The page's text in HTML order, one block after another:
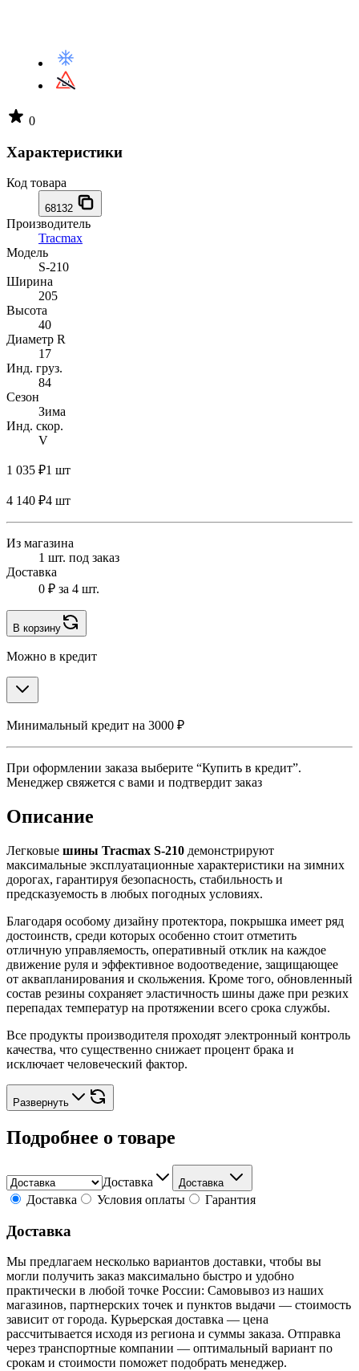
0
Характеристики
Код товара
68132
Производитель
Tracmax
Модель
S-210
Ширина
205
Высота
40
Диаметр R
17
Инд. груз.
84
Сезон
Зима
Инд. скор.
V
1 035 ₽1 шт
4 140 ₽4 шт
Из магазина
1 шт. под заказ
Доставка
0 ₽ за 4 шт.
В корзину
Можно в кредит
Минимальный кредит на 3000 ₽
При оформлении заказа выберите “Купить в кредит”.
Менеджер свяжется с вами и подтвердит заказ
Описание
Легковые шины Tracmax S-210 демонстрируют
максимальные эксплуатационные характеристики на зимних
дорогах, гарантируя безопасность, стабильность и
предсказуемость в любых погодных условиях.
Благодаря особому дизайну протектора, покрышка имеет ряд
достоинств, среди которых особенно стоит отметить
отличную управляемость, оперативный отклик на каждое
движение руля и эффективное водоотведение, защищающее
от аквапланирования и скольжения. Кроме того, обновленный
состав резины сохраняет эластичность шины даже при резких
перепадах температур на протяжении всего срока службы.
Все продукты производителя проходят электронный контроль
качества, что существенно снижает процент брака и
исключает человеческий фактор.
Развернуть
Подробнее о товаре
Доставка Доставка
Доставка Условия оплаты Гарантия
Доставка
Мы предлагаем несколько вариантов доставки, чтобы вы
могли получить заказ максимально быстро и удобно
практически в любой точке России: Самовывоз из наших
магазинов, партнерских точек и пунктов выдачи — стоимость
зависит от города. Курьерская доставка — цена
рассчитывается исходя из региона и суммы заказа. Отправка
через транспортные компании — оптимальный вариант по
срокам и стоимости поможет подобрать менеджер.